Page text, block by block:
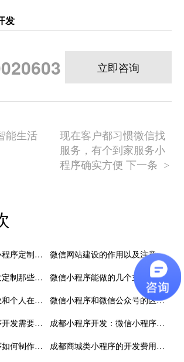
发
立即咨询
能生活
现在客户都习惯微信找
服务，有个到家服务小
程序确实方便 下一条 >
软件开发的未来：小程序定制开发的无限可能
微信网站建设的作用以及注意事项
微信小程序可以开发定制那些功能
微信小程序能做的几个主要类别
成都网站建设对企业和个人在网络中的存在方式产生了影响
微信小程序和微信公众号的区别在哪
成都社区团购小程序开发需要多少钱
成都小程序开发：微信小程序开发要多少钱？
成都社区团购小程序如何制作？社区团购小程序的发展优势有哪些？
成都商城类小程序的开发费用是多少